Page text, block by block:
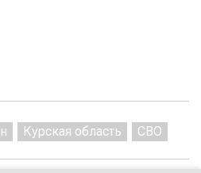
Курская область СВО